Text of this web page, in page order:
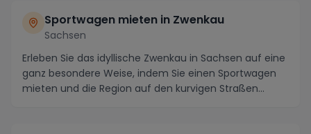
Sportwagen mieten in Zwenkau
Sachsen
Erleben Sie das idyllische Zwenkau in Sachsen auf eine
ganz besondere Weise, indem Sie einen Sportwagen
mieten und die Region auf den kurvigen Straßen...